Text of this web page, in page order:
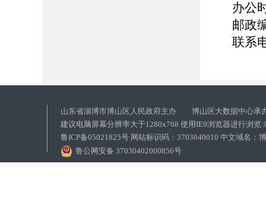
办公
邮政
联系
山东省淄博市博山区人民政府主办 博山区大数据中心承
建议电脑屏幕分辨率大于1280x768 使用IE9浏览器进行浏览
鲁ICP备05021825号 网站标识码：3703040010 中文域名：
鲁公网安备 37030402000856号